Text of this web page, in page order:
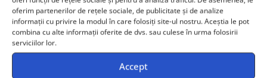
oferim partenerilor de rețele sociale, de publicitate și de analize
informații cu privire la modul în care folosiți site-ul nostru. Aceștia le pot
combina cu alte informații oferite de dvs. sau culese în urma folosirii
serviciilor lor.
Accept
Reducerea costurilor operationale
Cresterea agilitatii si adaptarea la schimbarile
pietei
Imbunatatirea experientei clientilor si loialitatii